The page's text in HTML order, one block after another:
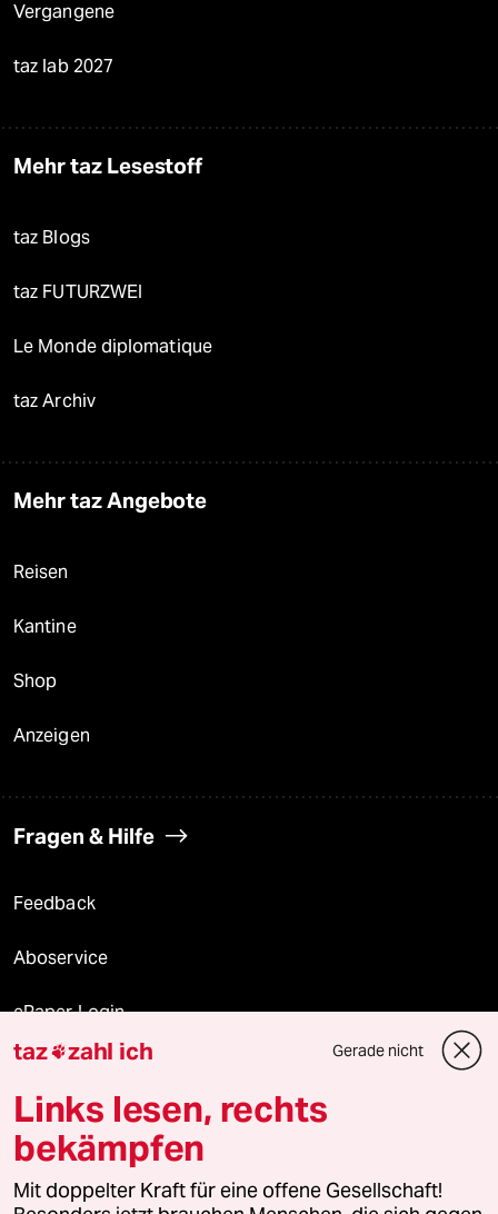
Vergangene
taz lab 2027
Mehr taz Lesestoff
taz Blogs
taz FUTURZWEI
Le Monde diplomatique
taz Archiv
Mehr taz Angebote
Reisen
Kantine
Shop
Anzeigen
Fragen & Hilfe
Feedback
Aboservice
ePaper Login
Downloads für Abonnierende
© 2026 taz Verlags und Vertriebs GmbH
Alle Rechte vorbehalten. Bei rechtlichen Fragen oder für Genehmigungen
wenden Sie sich bitte an lizenzen@taz.de
taz zahl ich Gerade nicht
Links lesen, rechts
bekämpfen
Mit doppelter Kraft für eine offene Gesellschaft!